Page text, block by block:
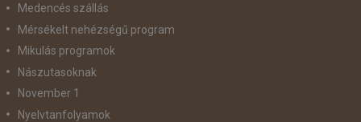
Medencés szállás
Mérsékelt nehézségű program
Mikulás programok
Nászutasoknak
November 1
Nyelvtanfolyamok